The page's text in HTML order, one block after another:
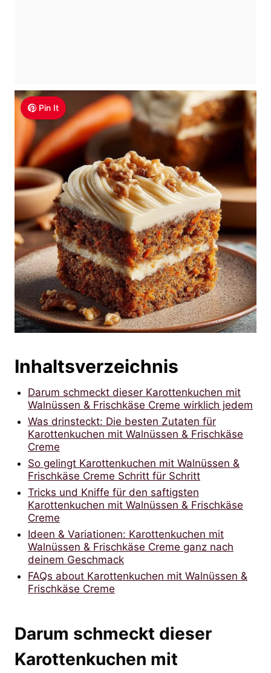
Pin It
Inhaltsverzeichnis
Darum schmeckt dieser Karottenkuchen mit
Walnüssen & Frischkäse Creme wirklich jedem
Was drinsteckt: Die besten Zutaten für
Karottenkuchen mit Walnüssen & Frischkäse
Creme
So gelingt Karottenkuchen mit Walnüssen &
Frischkäse Creme Schritt für Schritt
Tricks und Kniffe für den saftigsten
Karottenkuchen mit Walnüssen & Frischkäse
Creme
Ideen & Variationen: Karottenkuchen mit
Walnüssen & Frischkäse Creme ganz nach
deinem Geschmack
FAQs about Karottenkuchen mit Walnüssen &
Frischkäse Creme
Darum schmeckt dieser
Karottenkuchen mit